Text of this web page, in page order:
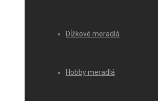
Dĺžkové meradlá
Hobby meradlá